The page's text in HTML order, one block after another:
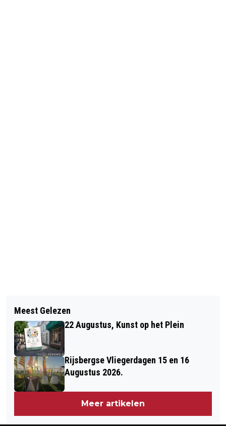
INTERNATIONALE HONDENBIATLON
VLIEGBASIS WOENSDRECHT
EXPEDITIE ZUIDERWATERLINIE KEERT
TERUG EN TREEDT IN DE VOETSPOREN
VAN MENNO VAN COEHOORN
Meest Gelezen
22 Augustus, Kunst op het Plein
Rijsbergse Vliegerdagen 15 en 16
Augustus 2026.
Meer artikelen